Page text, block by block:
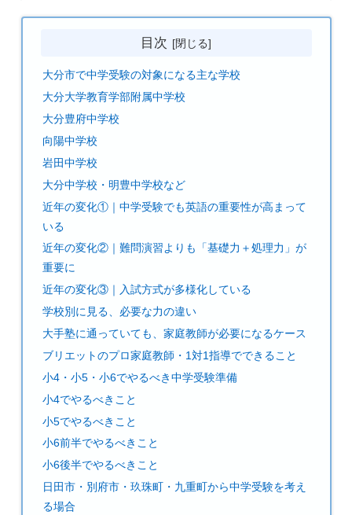
目次
大分市で中学受験の対象になる主な学校
大分大学教育学部附属中学校
大分豊府中学校
向陽中学校
岩田中学校
大分中学校・明豊中学校など
近年の変化①｜中学受験でも英語の重要性が高まって
いる
近年の変化②｜難問演習よりも「基礎力＋処理力」が
重要に
近年の変化③｜入試方式が多様化している
学校別に見る、必要な力の違い
大手塾に通っていても、家庭教師が必要になるケース
ブリエットのプロ家庭教師・1対1指導でできること
小4・小5・小6でやるべき中学受験準備
小4でやるべきこと
小5でやるべきこと
小6前半でやるべきこと
小6後半でやるべきこと
日田市・別府市・玖珠町・九重町から中学受験を考え
る場合